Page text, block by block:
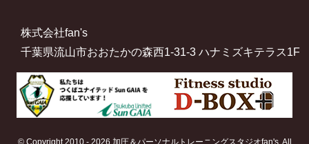
株式会社fan's
千葉県流山市おおたかの森西1-31-3 ハナミズキテラス1F
© Copyright 2010 - 2026 加圧＆パーソナルトレーニングスタジオfan's. All